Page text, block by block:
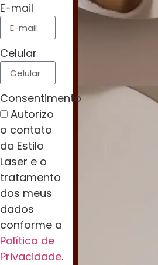
E-mail
Celular
Consentimento
Autorizo
o contato
da Estilo
Laser e o
tratamento
dos meus
dados
conforme a
Política de
Privacidade.